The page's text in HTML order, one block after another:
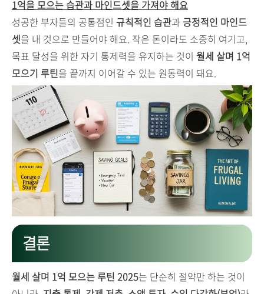
1억을 모으는 습관과 마인드셋을 가져야 해요
성공한 부자들의 공통점인 규칙적인 습관과 긍정적인 마인드
셋을 내 것으로 만들어야 해요. 작은 돈이라도 소중히 여기고,
목표 달성을 위한 자기 통제력을 유지하는 것이 월세 살며 1억
모으기 루틴을 끝까지 이어갈 수 있는 원동력이 돼요.
결론
월세 살며 1억 모으는 루틴 2025는 단순히 절약만 하는 것이